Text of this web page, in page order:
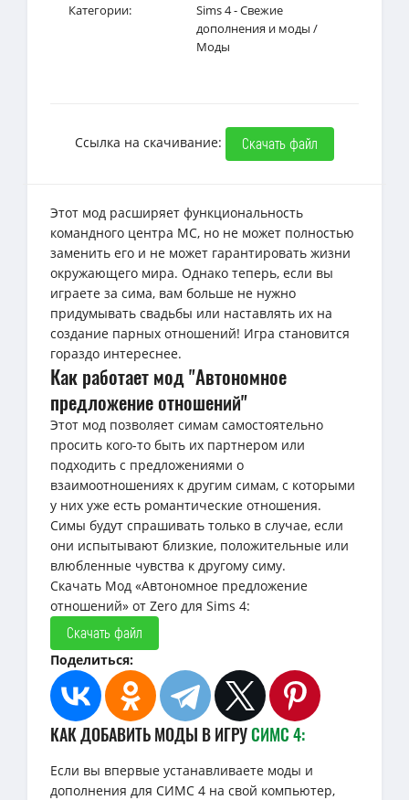
Категории:
Sims 4 - Свежие
дополнения и моды /
Моды
Ссылка на скачивание: Скачать файл
Этот мод расширяет функциональность
командного центра MC, но не может полностью
заменить его и не может гарантировать жизни
окружающего мира. Однако теперь, если вы
играете за сима, вам больше не нужно
придумывать свадьбы или наставлять их на
создание парных отношений! Игра становится
гораздо интереснее.
Как работает мод "Автономное
предложение отношений"
Этот мод позволяет симам самостоятельно
просить кого-то быть их партнером или
подходить с предложениями о
взаимоотношениях к другим симам, с которыми
у них уже есть романтические отношения.
Симы будут спрашивать только в случае, если
они испытывают близкие, положительные или
влюбленные чувства к другому симу.
Скачать Мод «Автономное предложение
отношений» от Zero для Sims 4:
Скачать файл
Поделиться:
КАК ДОБАВИТЬ МОДЫ В ИГРУСИМС 4:
Если вы впервые устанавливаете моды и
дополнения для СИМС 4 на свой компьютер,